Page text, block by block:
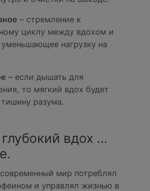
– стремление к
циклу между вдохом и
нагрузку на
– если дышать для
то мягкий вдох будет
разума.
вдох ...
мир потреблял
и управлял жизнью в